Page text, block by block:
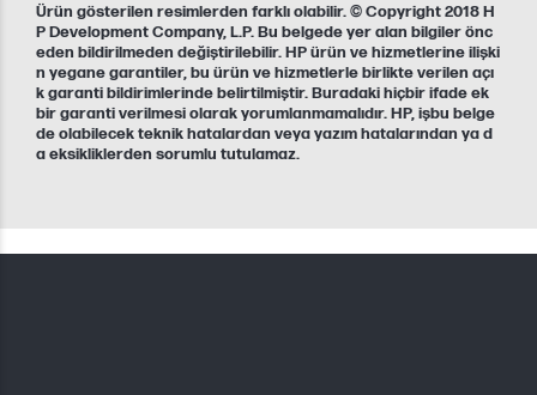
Ürün gösterilen resimlerden farklı olabilir. © Copyright 2018 H
P Development Company, L.P. Bu belgede yer alan bilgiler önc
eden bildirilmeden değiştirilebilir. HP ürün ve hizmetlerine ilişki
n yegane garantiler, bu ürün ve hizmetlerle birlikte verilen açı
k garanti bildirimlerinde belirtilmiştir. Buradaki hiçbir ifade ek
bir garanti verilmesi olarak yorumlanmamalıdır. HP, işbu belge
de olabilecek teknik hatalardan veya yazım hatalarından ya d
a eksikliklerden sorumlu tutulamaz.